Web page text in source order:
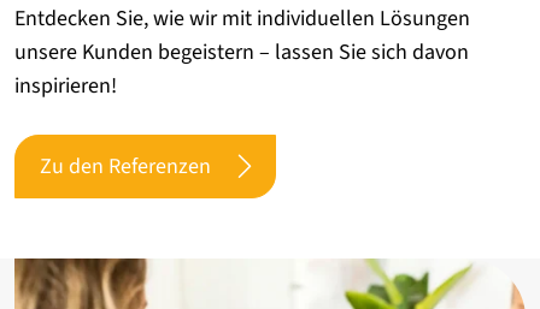
Entdecken Sie, wie wir mit individuellen Lösungen
unsere Kunden begeistern – lassen Sie sich davon
inspirieren!
Zu den Referenzen